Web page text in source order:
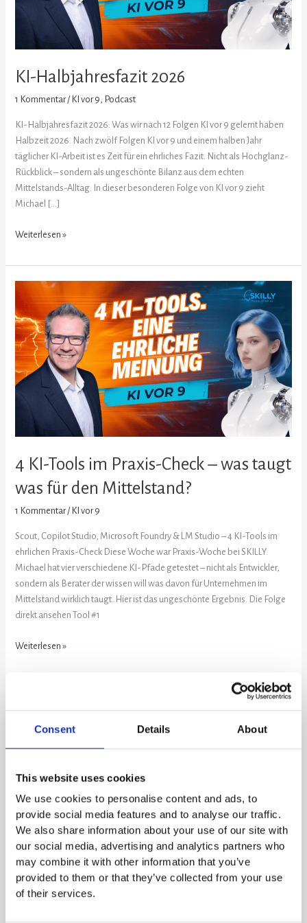
Consent Details About
This website uses cookies
We use cookies to personalise content and ads, to
provide social media features and to analyse our traffic.
We also share information about your use of our site with
our social media, advertising and analytics partners who
may combine it with other information that you’ve
provided to them or that they’ve collected from your use
of their services.
KI-Halbjahresfazit 2026
1 Kommentar/ KI vor 9, Podcast
KI-Halbjahresfazit 2026: Was wir nach 12 Folgen KI vor 9 gelernt haben
Halbzeit 2026. Nach zwölf Folgen KI vor 9 und einem halben Jahr
täglicher KI-Arbeit ist es Zeit für ein ehrliches Fazit. Nicht als Hochglanz-
Rückblick – sondern als ungeschönte Bilanz aus dem echten
Mittelstands-Alltag. In dieser besonderen Folge von KI vor 9 zieht
Michael […]
Weiterlesen »
4 KI-Tools im Praxis-Check – was taugt
was für den Mittelstand?
1 Kommentar/ KI vor 9
Scout, Copilot Studio, Microsoft Foundry & LM Studio – 4 KI-Tools im
ehrlichen Praxis-Check Diese Woche war Praxis-Woche bei SKILLY.
Michael hat vier verschiedene KI-Pfade getestet – nicht als Entwickler,
sondern als Berater der wissen will was davon für Unternehmen im
Mittelstand wirklich taugt. Hier ist das ungeschönte Ergebnis. Die Folge
direkt ansehen Tool #1
Tools
im
Praxis-
Check
–
den
Mittelstand?
Weiterlesen »
Microsoft Build 2026: Die 5 Highlights
für den Mittelstand
2026:
Die
Highlights
für
Mittelstand